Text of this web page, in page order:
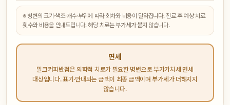
※ 병변의 크기·색조·개수·부위에 따라 회차와 비용이 달라집니다. 진료 후 예상 치료
횟수와 비용을 안내드립니다. 해당 치료는 부가세가 붙지 않습니다.
면세
밀크커피반점은 의학적 치료가 필요한 병변으로 부가가치세 면세
대상입니다. 표기·안내되는 금액이 최종 금액이며 부가세가 더해지지
않습니다.